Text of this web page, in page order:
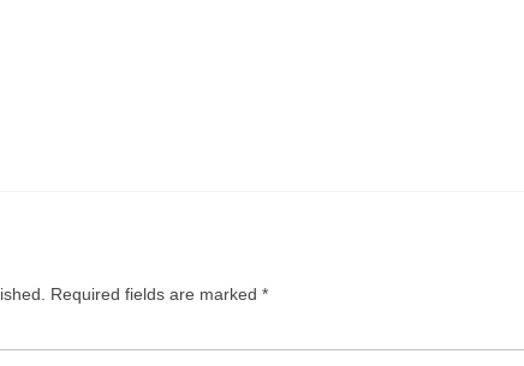
Required fields are marked *